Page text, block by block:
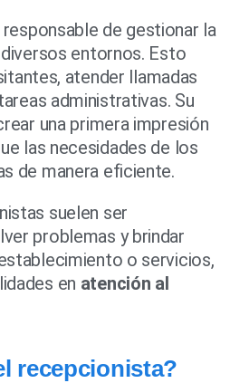
responsable de gestionar la
entornos. Esto
atender llamadas
administrativas. Su
una primera impresión
las necesidades de los
de manera eficiente.
suelen ser
problemas y brindar
o servicios,
en atención al
recepcionista?